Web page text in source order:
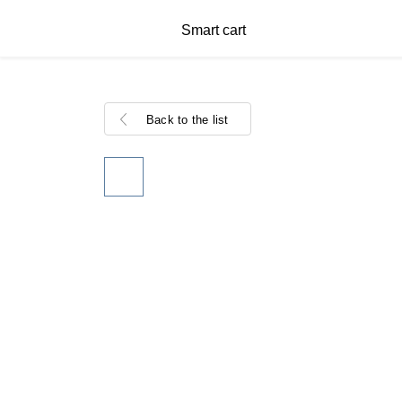
Smart cart
Back to the list